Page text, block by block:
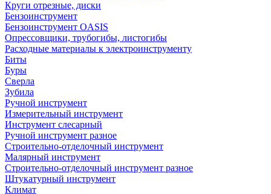
Круги отрезные, диски
Бензоинструмент
Бензоинструмент OASIS
Опрессовщики, трубогибы, листогибы
Расходные материалы к электроинструменту
Биты
Буры
Сверла
Зубила
Ручной инструмент
Измерительный инструмент
Инструмент слесарный
Ручной инструмент разное
Строительно-отделочный инструмент
Малярный инструмент
Строительно-отделочный инструмент разное
Штукатурный инструмент
Климат